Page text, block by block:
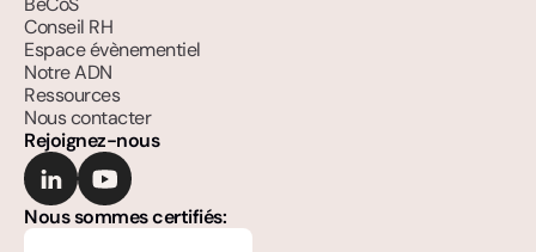
Conseil RH
Espace évènementiel
Notre ADN
Ressources
Nous contacter
Rejoignez-nous
Nous sommes certifiés: